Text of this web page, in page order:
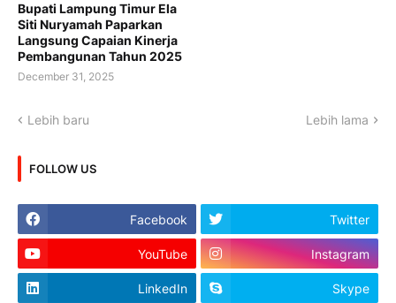
Bupati Lampung Timur Ela
Siti Nuryamah Paparkan
Langsung Capaian Kinerja
Pembangunan Tahun 2025
December 31, 2025
Lebih baru Lebih lama
FOLLOW US
Facebook Twitter
YouTube Instagram
LinkedIn Skype